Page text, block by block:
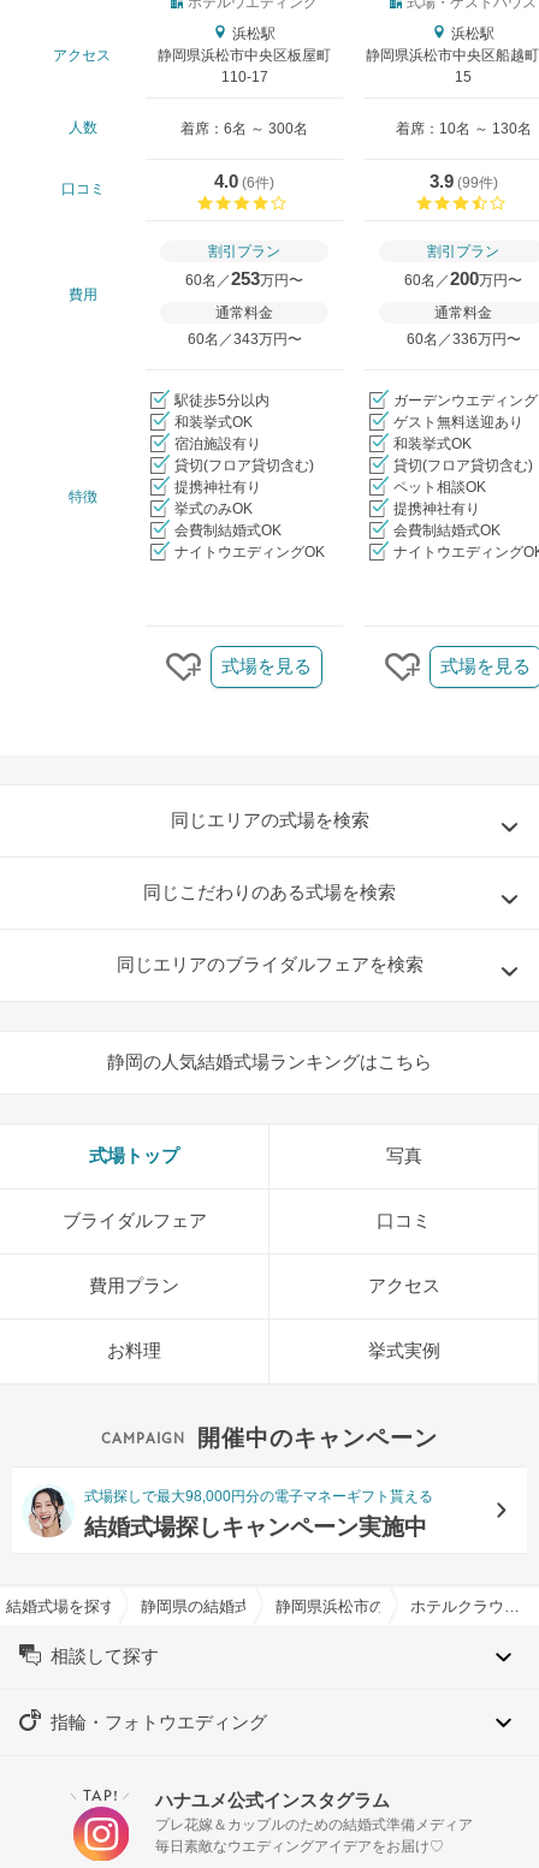
アクセス
浜松駅
静岡県浜松市中央区板屋町
110-17
浜松駅
静岡県浜松市中央区船越
15
人数 着席：6名 ～ 300名 着席：10名 ～ 130名
口コミ 4.0 (6件)
3.9(99件)
費用
割引プラン
60名／253万円〜
通常料金
60名／343万円〜
割引プラン
60名／200万円〜
通常料金
60名／336万円〜
特徴
駅徒歩5分以内
和装挙式OK
宿泊施設有り
貸切(フロア貸切含む)
提携神社有り
挙式のみOK
会費制結婚式OK
ナイトウエディングOK
ガーデンウエディング
ゲスト無料送迎あり
和装挙式OK
貸切(フロア貸切含む)
ペット相談OK
提携神社有り
会費制結婚式OK
ナイトウエディング
クリップする
式場を見る
クリップする
式場を見る
同じエリアの式場を検索
同じこだわりのある式場を検索
同じエリアのブライダルフェアを検索
静岡の人気結婚式場ランキングはこちら
式場トップ 写真
ブライダルフェア 口コミ
費用プラン アクセス
お料理 挙式実例
開催中のキャンペーン
式場探しで最大98,000円分の電子マネーギフト貰える
結婚式場探しキャンペーン実施中
結婚式場を探すならハナユメ静岡県の結婚式場一覧静岡県浜松市の結婚式場一覧 ホテルクラウンパレス浜松で結婚式
相談して探す
指輪・フォトウエディング
＼ TAP! ／ ハナユメ公式インスタグラム
プレ花嫁＆カップルのための結婚式準備メディア
毎日素敵なウエディングアイデアをお届け♡